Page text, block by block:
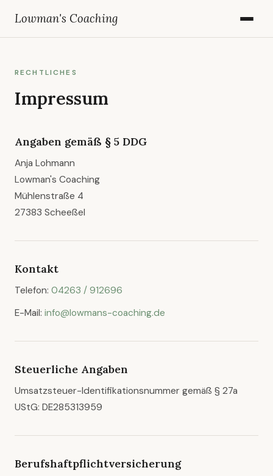
Lowman's Coaching
RECHTLICHES
Impressum
Angaben gemäß § 5 DDG
Anja Lohmann
Lowman's Coaching
Mühlenstraße 4
27383 Scheeßel
Kontakt
Telefon: 04263 / 912696
E-Mail: info@lowmans-coaching.de
Steuerliche Angaben
Umsatzsteuer-Identifikationsnummer gemäß § 27a
UStG: DE285313959
Berufshaftpflichtversicherung